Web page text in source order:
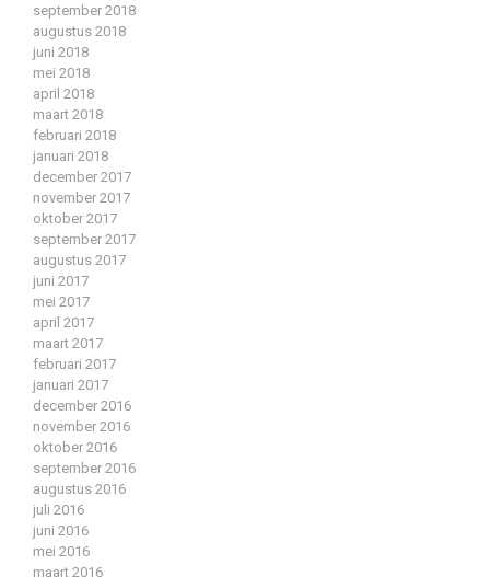
september 2018
augustus 2018
juni 2018
mei 2018
april 2018
maart 2018
februari 2018
januari 2018
december 2017
november 2017
oktober 2017
september 2017
augustus 2017
juni 2017
mei 2017
april 2017
maart 2017
februari 2017
januari 2017
december 2016
november 2016
oktober 2016
september 2016
augustus 2016
juli 2016
juni 2016
mei 2016
maart 2016